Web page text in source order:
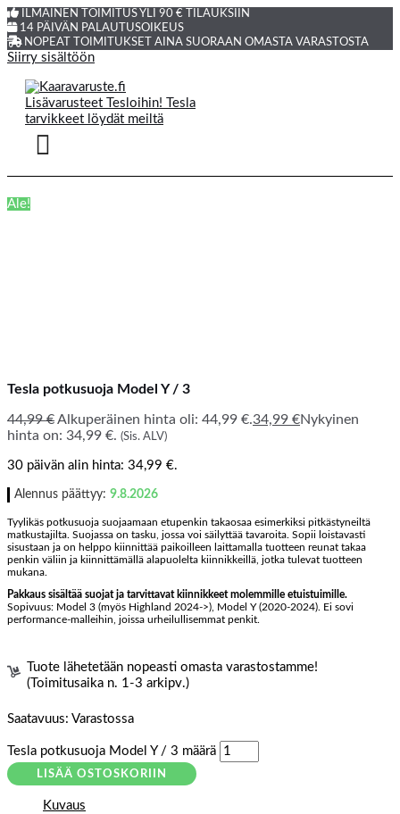
ILMAINEN TOIMITUS YLI 90 € TILAUKSIIN
14 PÄIVÄN PALAUTUSOIKEUS
NOPEAT TOIMITUKSET AINA SUORAAN OMASTA VARASTOSTA
Siirry sisältöön
Ale!
Tesla potkusuoja Model Y / 3
44,99€ Alkuperäinen hinta oli: 44,99 €.34,99 €Nykyinen
hinta on: 34,99 €. (Sis. ALV)
30 päivän alin hinta: 34,99 €.
Alennus päättyy: 9.8.2026
Tyylikäs potkusuoja suojaamaan etupenkin takaosaa esimerkiksi pitkästyneiltä
matkustajilta. Suojassa on tasku, jossa voi säilyttää tavaroita. Sopii loistavasti
sisustaan ja on helppo kiinnittää paikoilleen laittamalla tuotteen reunat takaa
penkin väliin ja kiinnittämällä alapuolelta kiinnikkeillä, jotka tulevat tuotteen
mukana.
Pakkaus sisältää suojat ja tarvittavat kiinnikkeet molemmille etuistuimille.
Sopivuus: Model 3 (myös Highland 2024->), Model Y (2020-2024). Ei sovi
performance-malleihin, joissa urheilullisemmat penkit.
Tuote lähetetään nopeasti omasta varastostamme!
(Toimitusaika n. 1-3 arkipv.)
Saatavuus: Varastossa
Tesla potkusuoja Model Y / 3 määrä
LISÄÄ OSTOSKORIIN
Kuvaus